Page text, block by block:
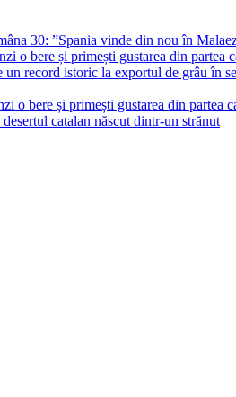
30: ”Spania vinde din nou în
o bere și primești gustarea din partea
record istoric la exportul de grâu în
o bere și primești gustarea din partea
catalan născut dintr-un strănut